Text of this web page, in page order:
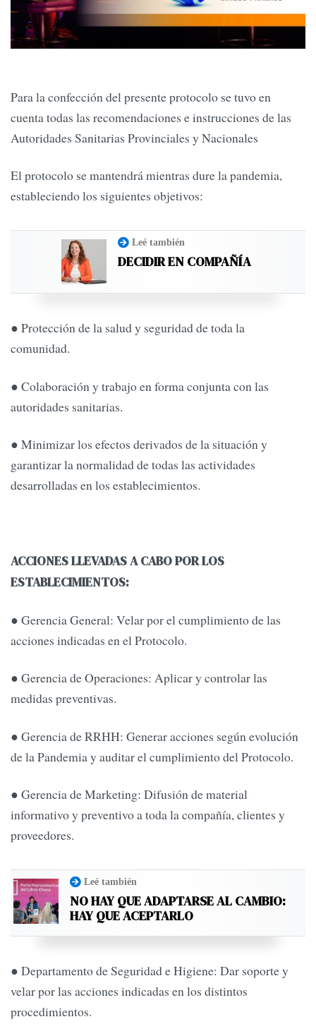
Para la confección del presente protocolo se tuvo en
cuenta todas las recomendaciones e instrucciones de las
Autoridades Sanitarias Provinciales y Nacionales
El protocolo se mantendrá mientras dure la pandemia,
estableciendo los siguientes objetivos:
Leé también
DECIDIR EN COMPAÑÍA
● Protección de la salud y seguridad de toda la
comunidad.
● Colaboración y trabajo en forma conjunta con las
autoridades sanitarias.
● Minimizar los efectos derivados de la situación y
garantizar la normalidad de todas las actividades
desarrolladas en los establecimientos.
ACCIONES LLEVADAS A CABO POR LOS
ESTABLECIMIENTOS:
● Gerencia General: Velar por el cumplimiento de las
acciones indicadas en el Protocolo.
● Gerencia de Operaciones: Aplicar y controlar las
medidas preventivas.
● Gerencia de RRHH: Generar acciones según evolución
de la Pandemia y auditar el cumplimiento del Protocolo.
● Gerencia de Marketing: Difusión de material
informativo y preventivo a toda la compañía, clientes y
proveedores.
Leé también
NO HAY QUE ADAPTARSE AL CAMBIO:
HAY QUE ACEPTARLO
● Departamento de Seguridad e Higiene: Dar soporte y
velar por las acciones indicadas en los distintos
procedimientos.